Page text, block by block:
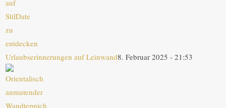
Urlaubserinnerungen auf Leinwand8. Februar 2025 - 21:53